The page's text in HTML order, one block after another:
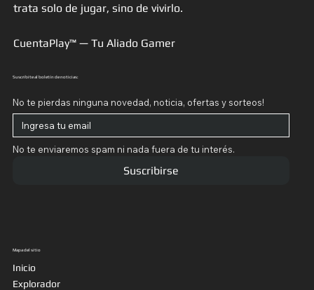
trata solo de jugar, sino de vivirlo.
CuentaPlay™ — Tu Aliado Gamer
Suscribite al boletín de noticias:
No te pierdas ninguna novedad, noticia, ofertas y sorteos!
No te enviaremos spam ni nada fuera de tu interés.
Suscribirse
Mapa del sitio
Inicio
Explorador